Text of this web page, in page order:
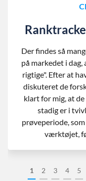
1 2 3 4 5
Der findes så
på markedet i
rigtige". Efter at
diskuteret de
klart for mig, at
stadig er i
prøveperiode,
værktøjet,